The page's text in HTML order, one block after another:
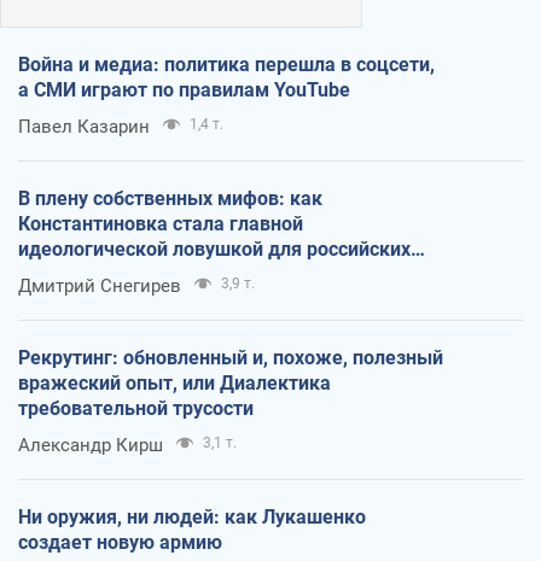
Война и медиа: политика перешла в соцсети,
а СМИ играют по правилам YouTube
Павел Казарин 1,4 т.
В плену собственных мифов: как
Константиновка стала главной
идеологической ловушкой для российских
оккупантов
Дмитрий Снегирев 3,9 т.
Рекрутинг: обновленный и, похоже, полезный
вражеский опыт, или Диалектика
требовательной трусости
Александр Кирш 3,1 т.
Ни оружия, ни людей: как Лукашенко
создает новую армию